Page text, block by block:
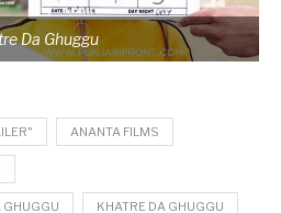
Da Ghuggu
ANANTA FILMS
GHUGGU KHATRE DA GHUGGU